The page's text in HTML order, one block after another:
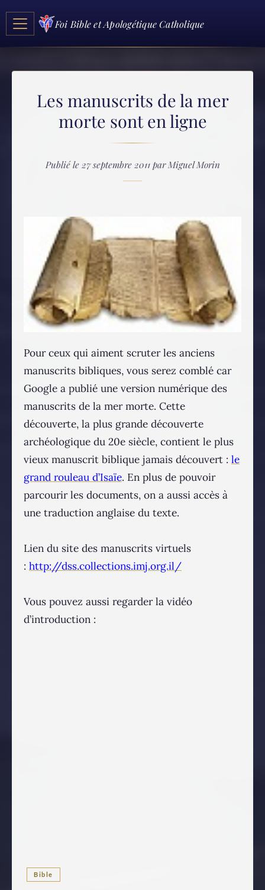
Foi Bible et Apologétique Catholique
Les manuscrits de la mer
morte sont en ligne
Publié le 27 septembre 2011 par Miguel Morin
Pour ceux qui aiment scruter les anciens
manuscrits bibliques, vous serez comblé car
Google a publié une version numérique des
manuscrits de la mer morte. Cette
découverte, la plus grande découverte
archéologique du 20e siècle, contient le plus
vieux manuscrit biblique jamais découvert : le
grand rouleau d’Isaïe. En plus de pouvoir
parcourir les documents, on a aussi accès à
une traduction anglaise du texte.
Lien du site des manuscrits virtuels
: http://dss.collections.imj.org.il/
Vous pouvez aussi regarder la vidéo
d’introduction :
Bible